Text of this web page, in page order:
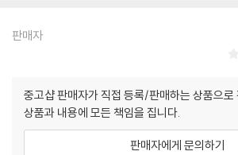
판매자
중고샵 판매자가 직접 등록/판매하는 상품으로
상품과 내용에 모든 책임을 집니다.
판매자에게 문의하기